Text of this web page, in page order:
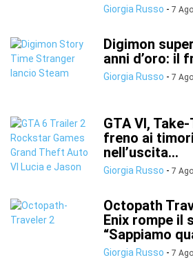
Giorgia Russo - 7
Digimon
anni d’oro: il
Giorgia Russo - 7
GTA VI,
freno ai
nell’uscita...
Giorgia Russo - 7
Octopath
Enix rompe il
“Sappiamo
Giorgia Russo - 7